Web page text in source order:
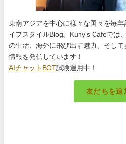
東南アジアを中心に様々な国々を毎
イフスタイルBlog。Kuny's Cafeでは
の生活、海外に飛び出す魅力、そし
情報を発信しています！
AIチャットBOT試験運用中！
友だちを追